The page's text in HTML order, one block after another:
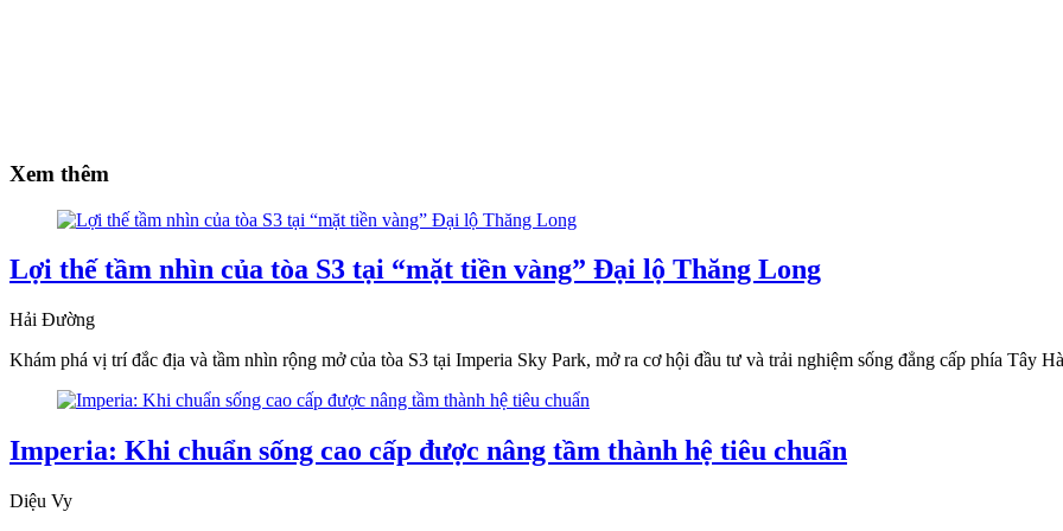
Xem thêm
Lợi thế tầm nhìn của tòa S3 tại “mặt tiền vàng” Đại lộ Thăng Long
Hải Đường
Khám phá vị trí đắc địa và tầm nhìn rộng mở của tòa S3 tại Imperia Sky Park, mở ra cơ hội đầu tư và trải nghiệm sống đẳng cấp phía Tây
Imperia: Khi chuẩn sống cao cấp được nâng tầm thành hệ tiêu chuẩn
Diệu Vy